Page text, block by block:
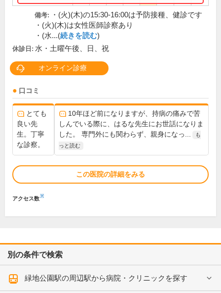
備考:
・(火)(木)の15:30-16:00は予防接種、健診です
・(火)(木)は女性医師診察あり
・(水...(続きを読む)
休診日: 水・土曜午後、日、祝
オンライン診療
口コミ
とても
良い先
生。丁寧
な診察。
10年ほど前になりますが、持病の痛みで苦
しんでいる際に、はるな先生にお世話になりま
した。 専門外にも関わらず、親身になっ...
も
っと読む
この医院の詳細をみる
アクセス数※
別の条件で検索
緑地公園駅の周辺駅から病院・クリニックを探す